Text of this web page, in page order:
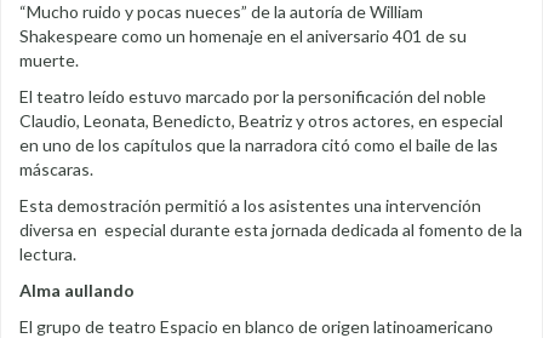
“Mucho ruido y pocas nueces” de la autoría de William
Shakespeare como un homenaje en el aniversario 401 de su
muerte.
El teatro leído estuvo marcado por la personificación del noble
Claudio, Leonata, Benedicto, Beatriz y otros actores, en especial
en uno de los capítulos que la narradora citó como el baile de las
máscaras.
Esta demostración permitió a los asistentes una intervención
diversa en especial durante esta jornada dedicada al fomento de la
lectura.
Alma aullando
El grupo de teatro Espacio en blanco de origen latinoamericano